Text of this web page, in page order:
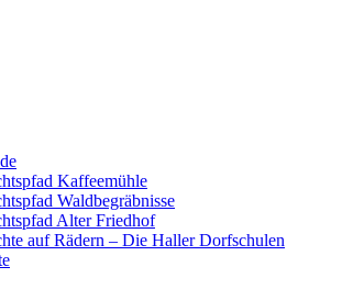
Kaffeemühle
Waldbegräbnisse
Alter Friedhof
auf Rädern – Die Haller Dorfschulen